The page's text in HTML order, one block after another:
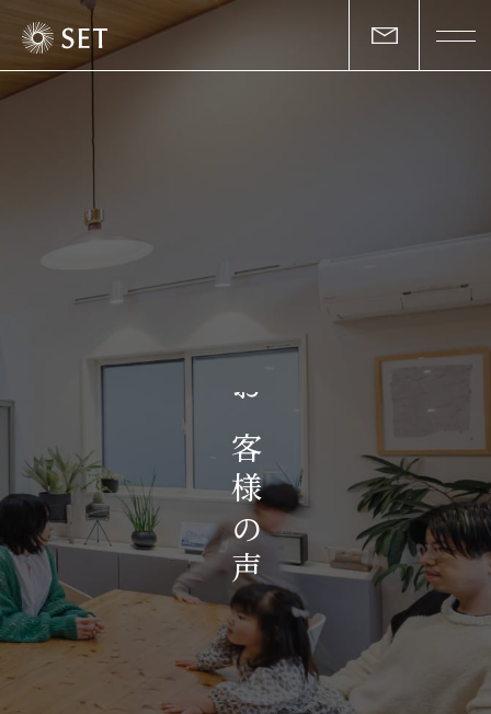
お
客
様
の
声
物件一覧
お客様の声
お知らせ・イベント
会社概要・アクセス
スタッフ紹介
プライバシーポリシー